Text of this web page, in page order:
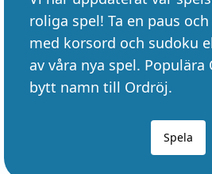
roliga spel! Ta en paus
med korsord och sudoku
av våra nya spel.
bytt namn till Ordröj.
Spela